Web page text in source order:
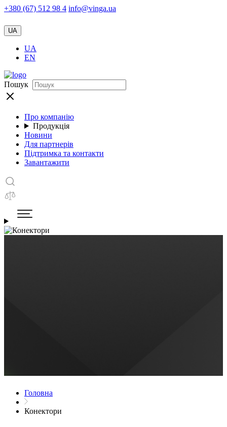
+380 (67) 512 98 4 info@vinga.ua
UA
UA
EN
Пошук
Про компанію
Продукція
Новини
Для партнерів
Підтримка та контакти
Завантажити
Головна
Конектори